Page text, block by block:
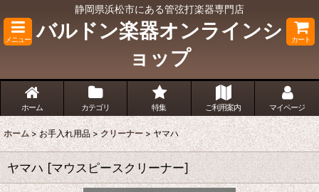
静岡県浜松市にある管弦打楽器専門店
メニュー
バルドン楽器オンラインシ
ョップ
カート
ホーム カテゴリ 特集 ご利用案内 マイページ
ホーム > お手入れ用品 > クリーナー > ヤマハ
ヤマハ [マウスピースクリーナー]